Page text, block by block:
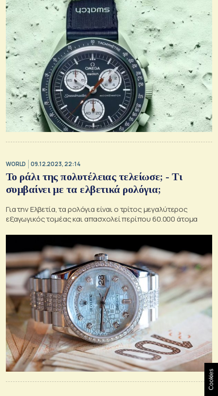
WORLD 09.12.2023, 22:14
Το ράλι της πολυτέλειας τελείωσε; - Τι
συμβαίνει με τα ελβετικά ρολόγια;
Για την Ελβετία, τα ρολόγια είναι ο τρίτος μεγαλύτερος
εξαγωγικός τομέας και απασχολεί περίπου 60.000 άτομα
Cookies